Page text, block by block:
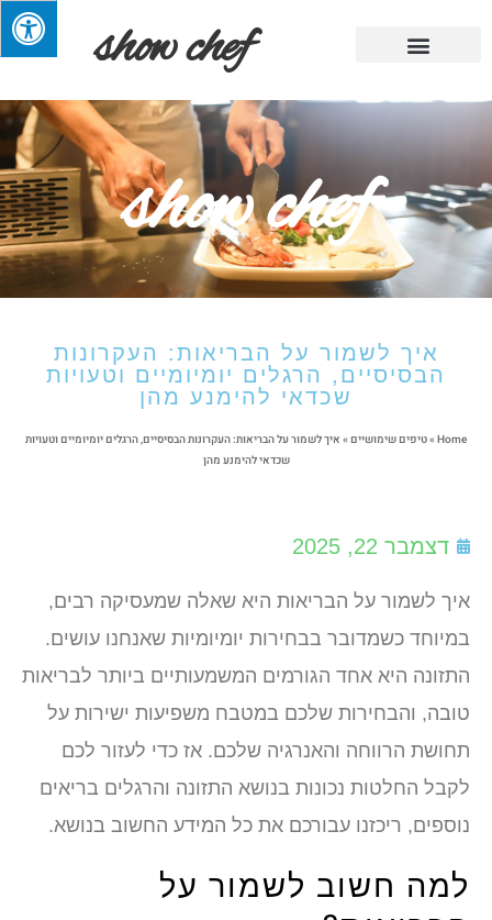
show chef
show chef
איך לשמור על הבריאות: העקרונות
הבסיסיים, הרגלים יומיומיים וטעויות
שכדאי להימנע מהן
Home
»טיפים שימושיים » איך לשמור על הבריאות: העקרונות הבסיסיים, הרגלים יומיומיים וטעויות
שכדאי להימנע מהן
דצמבר 22, 2025
איך לשמור על הבריאות היא שאלה שמעסיקה רבים,
במיוחד כשמדובר בבחירות יומיומיות שאנחנו עושים.
התזונה היא אחד הגורמים המשמעותיים ביותר לבריאות
טובה, והבחירות שלכם במטבח משפיעות ישירות על
תחושת הרווחה והאנרגיה שלכם. אז כדי לעזור לכם
לקבל החלטות נכונות בנושא התזונה והרגלים בריאים
נוספים, ריכזנו עבורכם את כל המידע החשוב בנושא.
למה חשוב לשמור על